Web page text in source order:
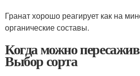
Гранат хорошо реагирует как на
органические составы.
Когда можно
Выбор сорта